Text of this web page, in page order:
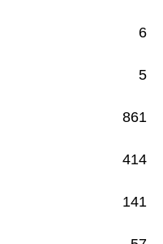
6
5
861
414
141